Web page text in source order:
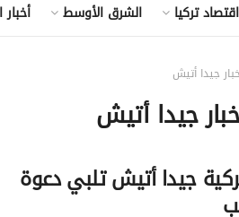
اقتصاد تركيا الشرق الأوسط أخبار
جيدا أتيش
جيدا أتيش
جيدا أتيش تلبي دعوة